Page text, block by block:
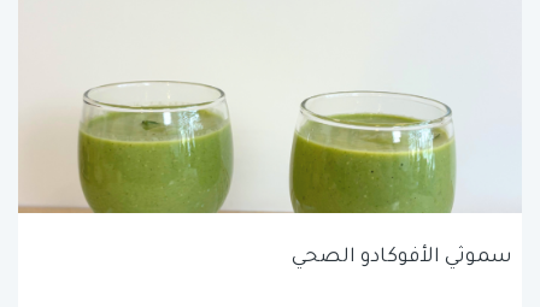
سموثي الأفوكادو الصحي